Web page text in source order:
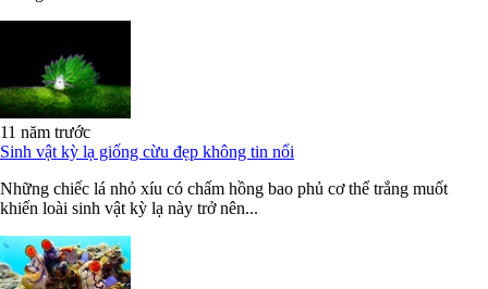
11 năm trước
Sinh vật kỳ lạ giống cừu đẹp không tin nổi
Những chiếc lá nhỏ xíu có chấm hồng bao phủ cơ thể trắng muốt
khiến loài sinh vật kỳ lạ này trở nên...